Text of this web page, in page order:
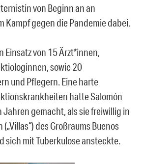
von Beginn an an
Kampf gegen die Pandemie dabei.
Einsatz von 15 Ärzt*innen,
sowie 20
und Pflegern. Eine harte
hatte Salomón
gemacht, als sie freiwillig in
des Großraums Buenos
sich mit Tuberkulose ansteckte.